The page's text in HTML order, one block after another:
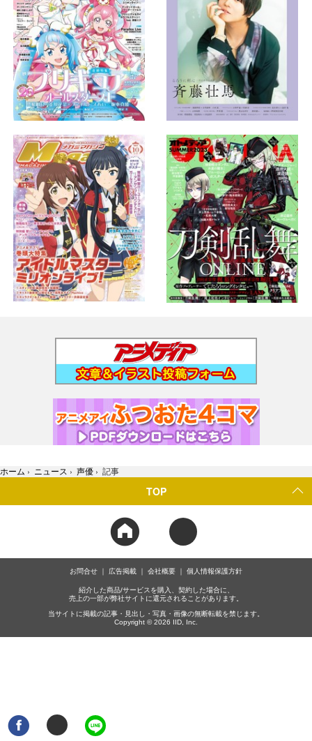
ホーム › ニュース › 声優 › 記事
TOP
お問合せ 広告掲載 会社概要 個人情報保護方針
紹介した商品/サービスを購入、契約した場合に、
売上の一部が弊社サイトに還元されることがあります。
当サイトに掲載の記事・見出し・写真・画像の無断転載を禁じます。
Copyright © 2026 IID, Inc.